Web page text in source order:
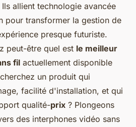
allient technologie avancée
pour transformer la gestion de
presque futuriste.
peut-être quel est le meilleur
fil actuellement disponible
un produit qui
facilité d'installation, et qui
qualité-prix ? Plongeons
des interphones vidéo sans